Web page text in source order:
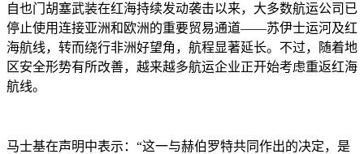
自也门胡塞武装在红海持续发动袭击以来，大多数航运公司已
停止使用连接亚洲和欧洲的重要贸易通道——苏伊士运河及红
海航线，转而绕行非洲好望角，航程显著延长。不过，随着地
区安全形势有所改善，越来越多航运企业正开始考虑重返红海
航线。
马士基在声明中表示：“这一与赫伯罗特共同作出的决定，是